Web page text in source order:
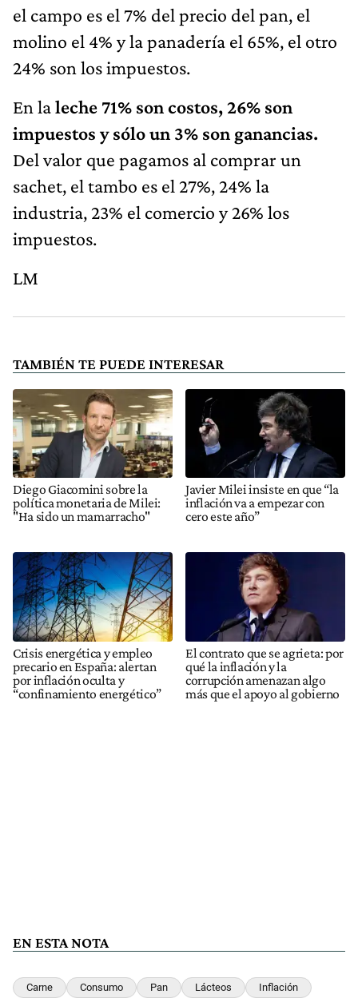
el campo es el 7% del precio del pan, el
molino el 4% y la panadería el 65%, el otro
24% son los impuestos.
En laleche 71% son costos, 26% son
impuestos y sólo un 3% son ganancias.
Del valor que pagamos al comprar un
sachet, el tambo es el 27%, 24% la
industria, 23% el comercio y 26% los
impuestos.
LM
TAMBIÉN TE PUEDE INTERESAR
Diego Giacomini sobre la
política monetaria de Milei:
"Ha sido un mamarracho"
Javier Milei insiste en que “la
inflación va a empezar con
cero este año”
Crisis energética y empleo
precario en España: alertan
por inflación oculta y
“confinamiento energético”
El contrato que se agrieta: por
qué la inflación y la
corrupción amenazan algo
más que el apoyo al gobierno
EN ESTA NOTA
Carne Consumo Pan Lácteos Inflación